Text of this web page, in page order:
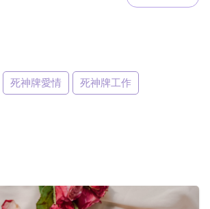
死神牌愛情 死神牌工作